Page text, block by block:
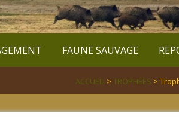
FAUNE SAUVAGE
ACCUEIL >TROPHÉES >